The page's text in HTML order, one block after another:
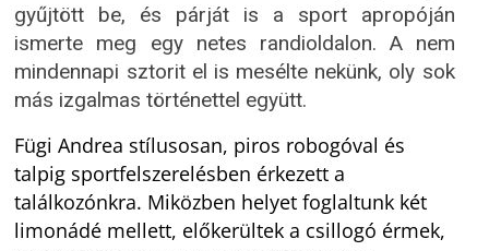
gyűjtött be, és párját is a sport apropóján
ismerte meg egy netes randioldalon. A nem
mindennapi sztorit el is mesélte nekünk, oly sok
más izgalmas történettel együtt.
Fügi Andrea stílusosan, piros robogóval és
talpig sportfelszerelésben érkezett a
találkozónkra. Miközben helyet foglaltunk két
limonádé mellett, előkerültek a csillogó érmek,